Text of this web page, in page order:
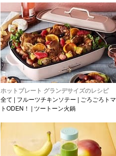
ホットプレート グランデサイズのレシピ
全て | フルーツチキンソテー | ごろごろトマ
トODEN！ | ツートーン火鍋